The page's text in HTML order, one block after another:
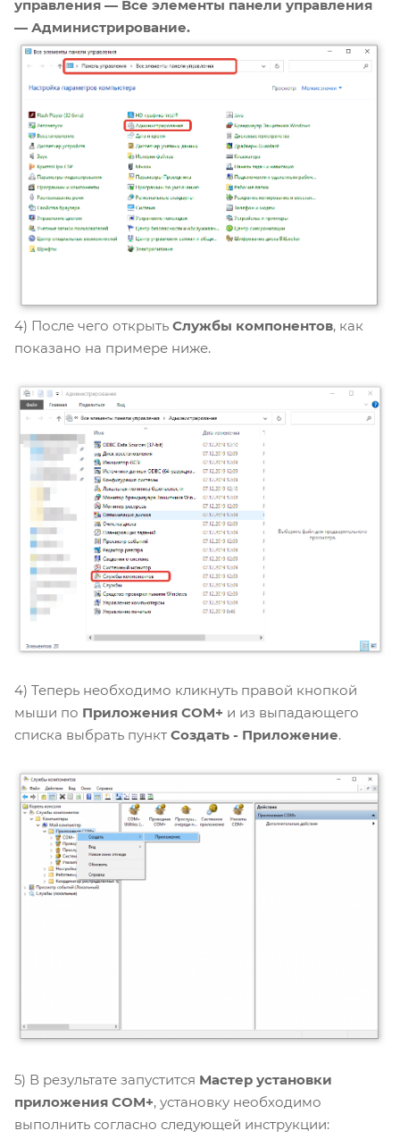
управления — Все элементы панели управления
— Администрирование.
4) После чего открыть Службы компонентов, как
показано на примере ниже.
4) Теперь необходимо кликнуть правой кнопкой
мыши по Приложения COM+ и из выпадающего
списка выбрать пункт Создать - Приложение.
5) В результате запустится Мастер установки
приложения COM+, установку необходимо
выполнить согласно следующей инструкции: